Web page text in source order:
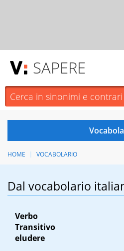
SAPERE
HOME VOCABOLARIO
Dal vocabolario
Verbo
Transitivo
eludere